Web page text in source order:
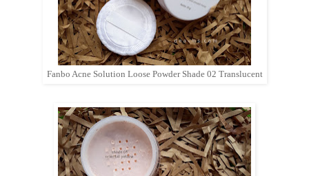
Fanbo Acne Solution Loose Powder Shade 02 Translucent